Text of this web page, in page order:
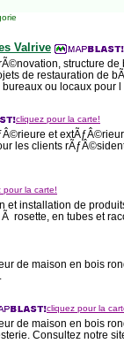
Valrive
structure
de restauration de
ou locaux pour l
cliquez pour la carte!
et
les clients
pour la carte!
et installation de
rosette, en tubes et
de maison en bois
cliquez pour la
de maison en bois
Consultez notre